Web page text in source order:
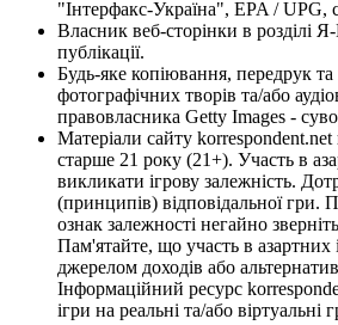
"Інтерфакс-Україна", EPA / UPG,
Власник веб-сторінки в розділі
публікації.
Будь-яке копіювання, передрук та
фотографічних творів та/або
правовласника Getty Images -
Матеріали сайту korrespondent.net
старше 21 року (21+). Участь в
викликати ігрову залежність.
(принципів) відповідальної гри.
ознак залежності негайно
Пам'ятайте, що участь в азартних
джерелом доходів або
Інформаційний ресурс
ігри на реальні та/або віртуальні